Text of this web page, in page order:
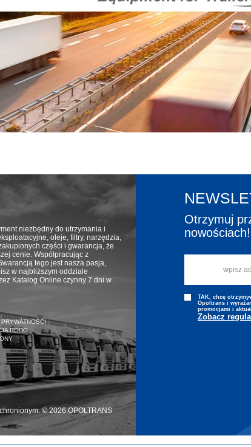
niezbędny do utrzymania i
oleje, filtry, narzędzia,
części i gwarancja, że
cenie. Współpracując z
tego jest nasza pasja,
w najbliższym oddziale
Katalog Online czynny 7 dni w
RODO
© 2026 OPOLTRANS
Otrzymuj
nowościach!
TAK, chcę
Opoltrans i
promocjami i
Zobacz